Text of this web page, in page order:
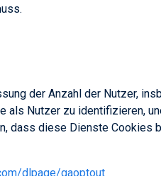
der Anzahl der Nutzer,
als Nutzer zu identifizieren,
dass diese Dienste Cookies
dlpage/gaoptout